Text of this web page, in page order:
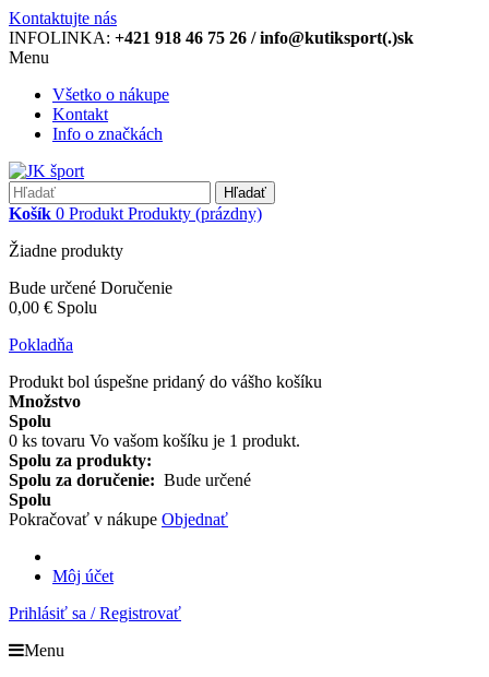
Kontaktujte nás
INFOLINKA: +421 918 46 75 26 / info@kutiksport(.)sk
Menu
Všetko o nákupe
Kontakt
Info o značkách
Hľadať
Košík 0 Produkt Produkty (prázdny)
Žiadne produkty
Bude určené Doručenie
0,00 € Spolu
Pokladňa
Produkt bol úspešne pridaný do vášho košíku
Množstvo
Spolu
0 ks tovaru Vo vašom košíku je 1 produkt.
Spolu za produkty:
Spolu za doručenie: Bude určené
Spolu
Pokračovať v nákupe Objednať
Môj účet
Prihlásiť sa / Registrovať
Menu